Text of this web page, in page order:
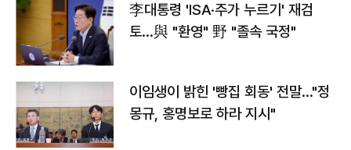
李대통령 'ISA·주가 누르기' 재검
토…與 "환영" 野 "졸속 국정"
이임생이 밝힌 '빵집 회동' 전말…"정
몽규, 홍명보로 하라 지시"